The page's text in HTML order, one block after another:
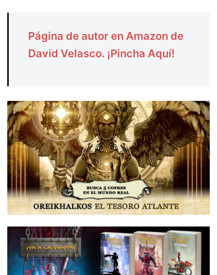
Página de autor en Amazon de
David Velasco. ¡Pincha Aquí!